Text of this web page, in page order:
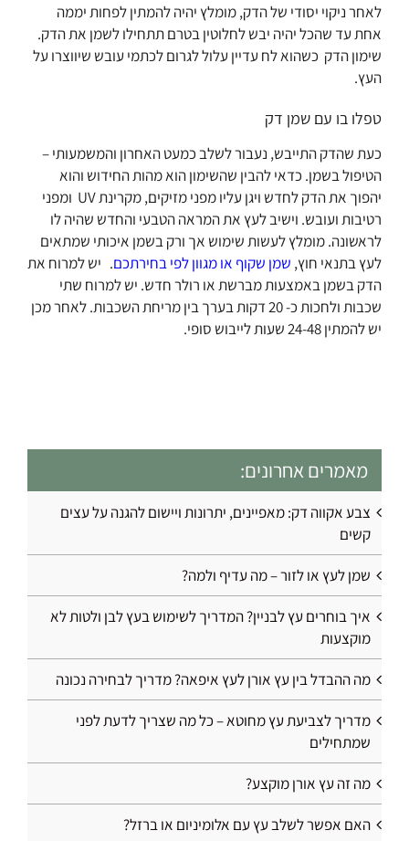
לאחר ניקוי יסודי של הדק, מומלץ יהיה להמתין לפחות יממה
אחת עד שהכל יהיה יבש לחלוטין בטרם תתחילו לשמן את הדק.
שימון הדק כשהוא לח עדיין עלול לגרום לכתמי עובש שיווצרו על
העץ.
טפלו בו עם שמן דק
כעת שהדק התייבש, נעבור לשלב כמעט האחרון והמשמעותי –
הטיפול בשמן. כדאי להבין שהשימון הוא מהות החידוש והוא
יהפוך את הדק לחדש ויגן עליו מפני מזיקים, מקרינת UV ומפני
רטיבות ועובש. וישיב לעץ את המראה הטבעי והחדש שהיה לו
לראשונה. מומלץ לעשות שימוש אך ורק בשמן איכותי שמתאים
לעץ בתנאי חוץ, שמן שקוף או מגוון לפי בחירתכם. יש למרוח את
הדק בשמן באמצעות מברשת או רולר חדש. יש למרוח שתי
שכבות ולחכות כ- 20 דקות בערך בין מריחת השכבות. לאחר מכן
יש להמתין 24-48 שעות לייבוש סופי.
מאמרים אחרונים:
צבע אקווה דק: מאפיינים, יתרונות ויישום להגנה על עצים
קשים
שמן לעץ או לזור – מה עדיף ולמה?
איך בוחרים עץ לבניין? המדריך לשימוש בעץ לבן ולטות לא
מוקצעות
מה ההבדל בין עץ אורן לעץ איפאה? מדריך לבחירה נכונה
מדריך לצביעת עץ מחוטא – כל מה שצריך לדעת לפני
שמתחילים
מה זה עץ אורן מוקצע?
האם אפשר לשלב עץ עם אלומיניום או ברזל?